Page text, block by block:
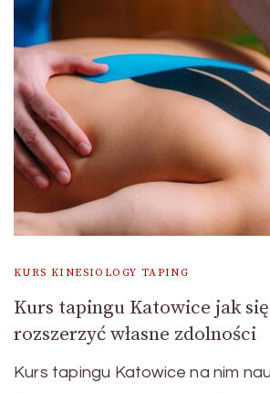
KURS KINESIOLOGY TAPING
Kurs tapingu Katowice jak
rozszerzyć własne zdolności
Kurs tapingu Katowice na nim